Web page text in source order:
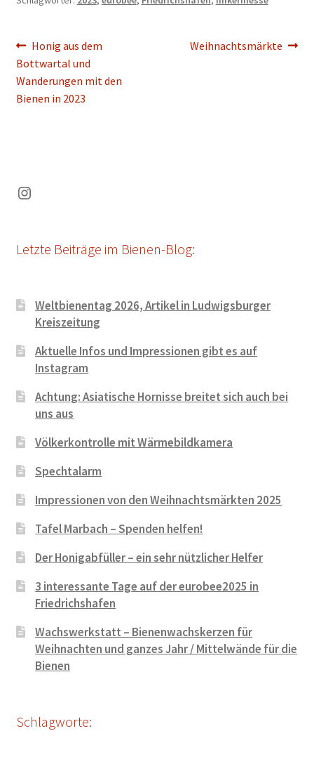
Beitragsnavigation
Vorheriger
Beitrag:
Honig aus dem
Bottwartal und
Wanderungen mit den
Bienen in 2023
Nächster
Weihnachtsmärkte
Instagram
Letzte Beiträge im Bienen-Blog:
Weltbienentag 2026, Artikel in Ludwigsburger
Kreiszeitung
Aktuelle Infos und Impressionen gibt es auf
Instagram
Achtung: Asiatische Hornisse breitet sich auch bei
uns aus
Völkerkontrolle mit Wärmebildkamera
Spechtalarm
Impressionen von den Weihnachtsmärkten 2025
Tafel Marbach – Spenden helfen!
Der Honigabfüller – ein sehr nützlicher Helfer
3 interessante Tage auf der eurobee2025 in
Friedrichshafen
Wachswerkstatt – Bienenwachskerzen für
Weihnachten und ganzes Jahr / Mittelwände für die
Bienen
Schlagworte: